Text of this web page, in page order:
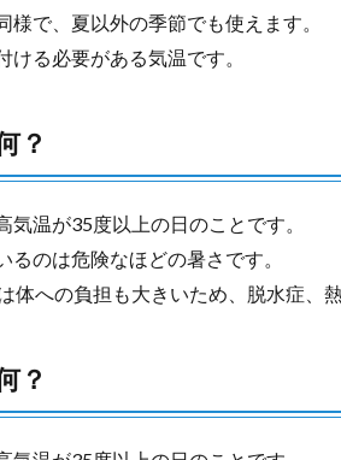
様で、夏以外の季節でも使えます。
ける必要がある気温です。
？
気温が35度以上の日のことです。
るのは危険なほどの暑さです。
体への負担も大きいため、脱水症、
？